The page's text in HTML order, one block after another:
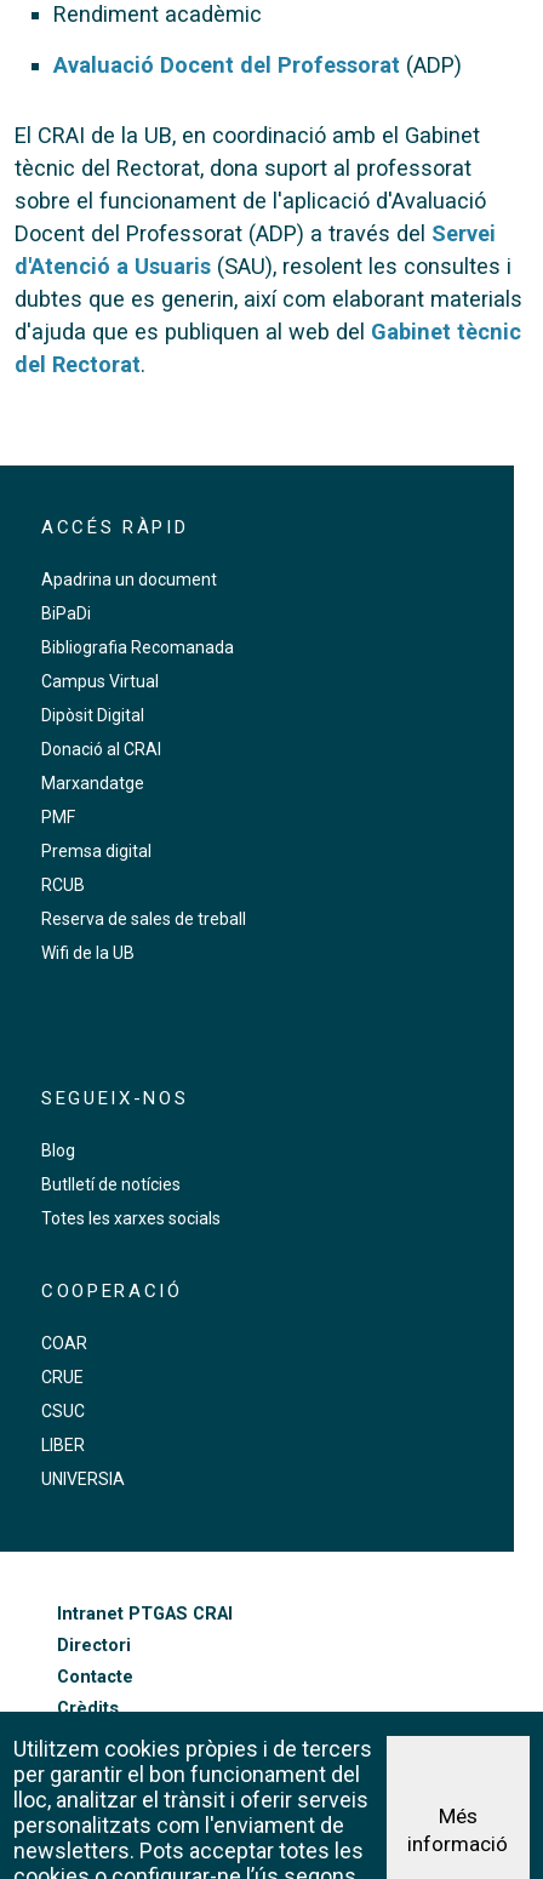
Rendiment acadèmic
Avaluació Docent del Professorat (ADP)
El CRAI de la UB, en coordinació amb el Gabinet
tècnic del Rectorat, dona suport al professorat
sobre el funcionament de l'aplicació d'Avaluació
Docent del Professorat (ADP) a través del Servei
d'Atenció a Usuaris (SAU), resolent les consultes i
dubtes que es generin, així com elaborant materials
d'ajuda que es publiquen al web del Gabinet tècnic
del Rectorat.
ACCÉS RÀPID
Apadrina un document
BiPaDi
Bibliografia Recomanada
Campus Virtual
Dipòsit Digital
Donació al CRAI
Marxandatge
PMF
Premsa digital
RCUB
Reserva de sales de treball
Wifi de la UB
SEGUEIX-NOS
Blog
Butlletí de notícies
Totes les xarxes socials
COOPERACIÓ
COAR
CRUE
CSUC
LIBER
UNIVERSIA
Intranet PTGAS CRAI
Directori
Contacte
Crèdits
Mapa web
Política de galetes
Avís legal
©CRAI Universitat de Barcelona
Utilitzem cookies pròpies i de tercers
per garantir el bon funcionament del
lloc, analitzar el trànsit i oferir serveis
personalitzats com l'enviament de
newsletters. Pots acceptar totes les
Més
informació